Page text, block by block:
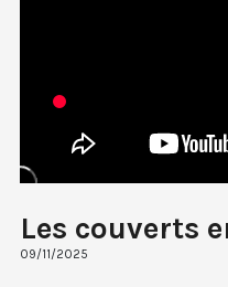
Les couverts
09/11/2025